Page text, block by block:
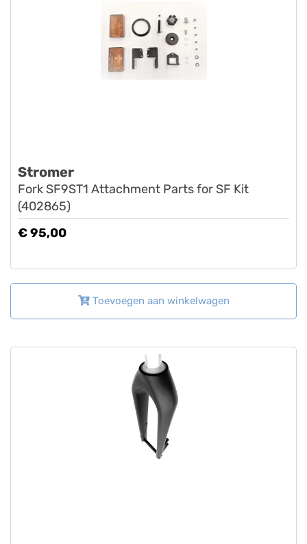
Stromer
Fork SF9ST1 Attachment Parts for SF Kit
(402865)
€ 95,00
Toevoegen aan winkelwagen